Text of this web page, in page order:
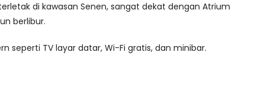
di kawasan Senen, sangat dekat dengan Atrium
berlibur.
seperti TV layar datar, Wi-Fi gratis, dan minibar.